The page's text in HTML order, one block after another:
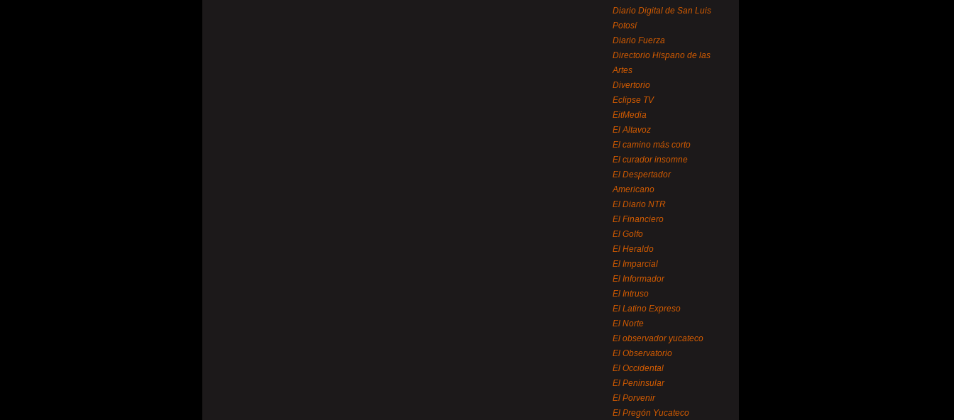
Diario Digital de San Luis
Potosí
Diario Fuerza
Directorio Hispano de las
Artes
Divertorio
Eclipse TV
EitMedia
El Altavoz
El camino más corto
El curador insomne
El Despertador
Americano
El Diario NTR
El Financiero
El Golfo
El Heraldo
El Imparcial
El Informador
El Intruso
El Latino Expreso
El Norte
El observador yucateco
El Observatorio
El Occidental
El Peninsular
El Porvenir
El Pregón Yucateco